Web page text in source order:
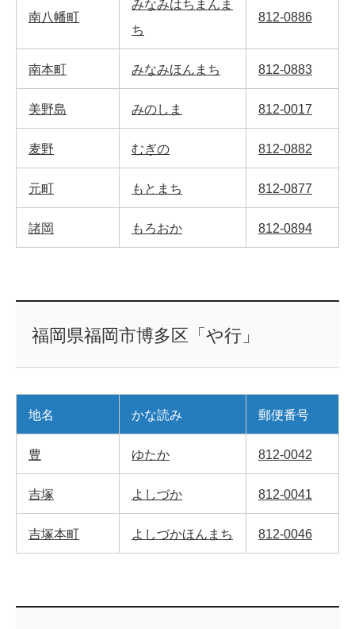
南八幡町
みなみはちまんま
ち
812-0886
南本町 みなみほんまち 812-0883
美野島 みのしま 812-0017
麦野 むぎの 812-0882
元町 もとまち 812-0877
諸岡 もろおか 812-0894
福岡県福岡市博多区「や行」
地名 かな読み 郵便番号
豊 ゆたか 812-0042
吉塚 よしづか 812-0041
吉塚本町 よしづかほんまち 812-0046